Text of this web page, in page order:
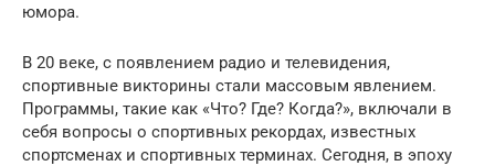
юмора.
В 20 веке, с появлением радио и телевидения,
спортивные викторины стали массовым явлением.
Программы, такие как «Что? Где? Когда?», включали в
себя вопросы о спортивных рекордах, известных
спортсменах и спортивных терминах. Сегодня, в эпоху